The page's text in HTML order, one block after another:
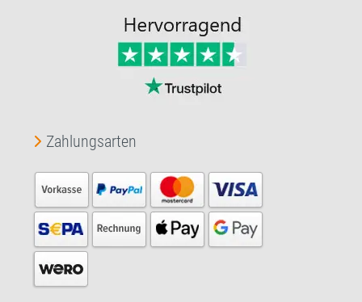
Zahlungsarten